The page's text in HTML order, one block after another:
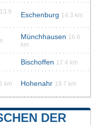
13.9
Eschenburg 14.3 km
Münchhausen 16.6
km
Bischoffen 17.4 km
km Hohenahr 19.7 km
DER